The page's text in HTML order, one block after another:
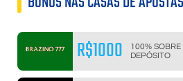
R$1000
100% SOBRE
DEPÓSITO